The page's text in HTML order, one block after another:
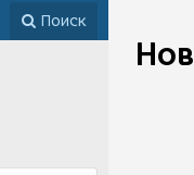
Поиск